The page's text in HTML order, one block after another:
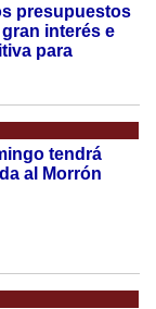
presupuestos
interés e
para
tendrá
al Morrón